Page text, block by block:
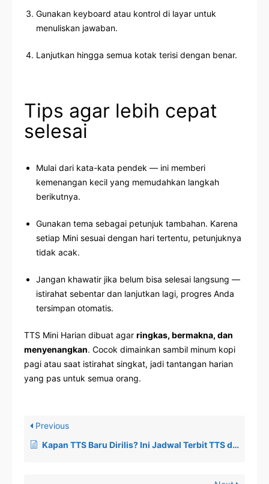
Gunakan keyboard atau kontrol di layar untuk
menuliskan jawaban.
Lanjutkan hingga semua kotak terisi dengan benar.
Tips agar lebih cepat
selesai
Mulai dari kata-kata pendek — ini memberi
kemenangan kecil yang memudahkan langkah
berikutnya.
Gunakan tema sebagai petunjuk tambahan. Karena
setiap Mini sesuai dengan hari tertentu, petunjuknya
tidak acak.
Jangan khawatir jika belum bisa selesai langsung —
istirahat sebentar dan lanjutkan lagi, progres Anda
tersimpan otomatis.
TTS Mini Harian dibuat agar ringkas, bermakna, dan
menyenangkan. Cocok dimainkan sambil minum kopi
pagi atau saat istirahat singkat, jadi tantangan harian
yang pas untuk semua orang.
Previous
Kapan TTS Baru Dirilis? Ini Jadwal Terbit TTS di Crosswordify